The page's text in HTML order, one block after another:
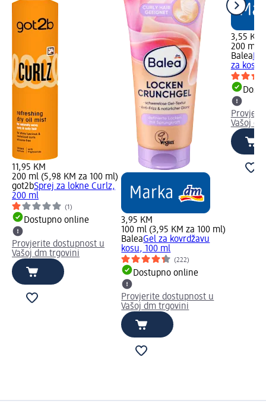
11,95 KM
200 ml (5,98 KM za 100 ml)
got2bSprej za lokne Curlz,
200 ml
(1)
Dostupno online
Provjerite dostupnost u
Vašoj dm trgovini
3,95 KM
100 ml (3,95 KM za 100 ml)
BaleaGel za kovrdžavu
kosu, 100 ml
(222)
Dostupno online
Provjerite dostupnost u
Vašoj dm trgovini
3,55 KM
200 ml
Balea
za kosu
Vašoj